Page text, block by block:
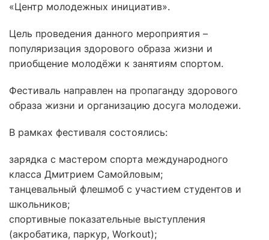
«Центр молодежных инициатив».
Цель проведения данного мероприятия –
популяризация здорового образа жизни и
приобщение молодёжи к занятиям спортом.
Фестиваль направлен на пропаганду здорового
образа жизни и организацию досуга молодежи.
В рамках фестиваля состоялись:
зарядка с мастером спорта международного
класса Дмитрием Самойловым;
танцевальный флешмоб с участием студентов и
школьников;
спортивные показательные выступления
(акробатика, паркур, Workout);